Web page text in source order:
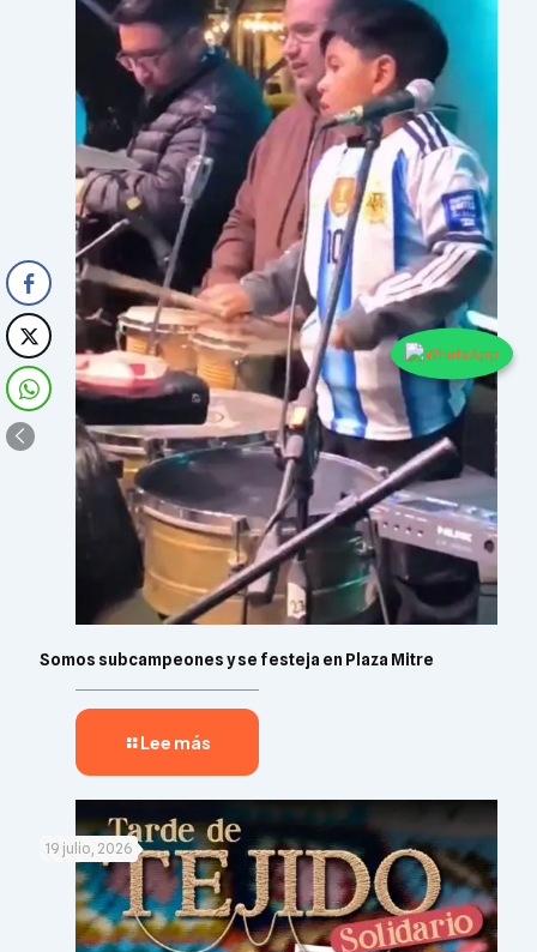
Somos subcampeones y se festeja en Plaza Mitre
Lee más
19 julio, 2026